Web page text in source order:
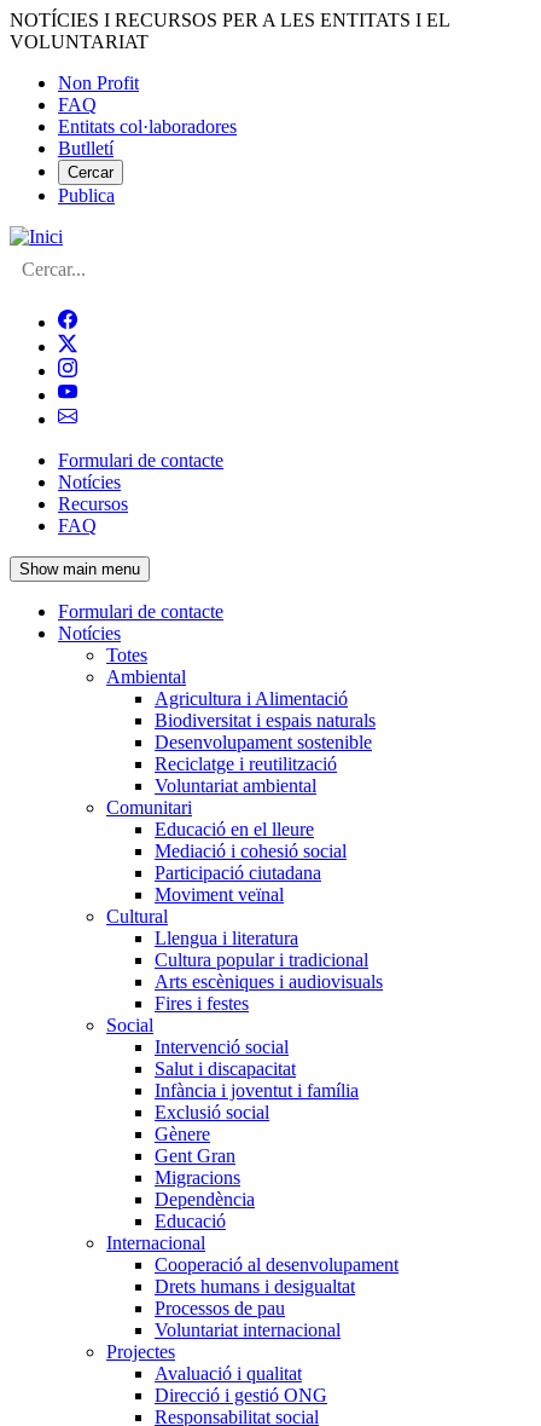
Vés
al
NOTÍCIES I RECURSOS PER A LES ENTITATS I EL
VOLUNTARIAT
Menú
del
compte
d'usuari
Non Profit
FAQ
Entitats col·laboradores
Butlletí
Cercar
Publica
Cerca
Navegació
principal
de
l'encapçalament
Formulari de contacte
Notícies
Recursos
FAQ
Show main menu
Navegació
principal
Formulari de contacte
Notícies
Totes
Ambiental
Agricultura i Alimentació
Biodiversitat i espais naturals
Desenvolupament sostenible
Reciclatge i reutilització
Voluntariat ambiental
Comunitari
Educació en el lleure
Mediació i cohesió social
Participació ciutadana
Moviment veïnal
Cultural
Llengua i literatura
Cultura popular i tradicional
Arts escèniques i audiovisuals
Fires i festes
Social
Intervenció social
Salut i discapacitat
Infància i joventut i família
Exclusió social
Gènere
Gent Gran
Migracions
Dependència
Educació
Internacional
Cooperació al desenvolupament
Drets humans i desigualtat
Processos de pau
Voluntariat internacional
Projectes
Avaluació i qualitat
Direcció i gestió ONG
Responsabilitat social